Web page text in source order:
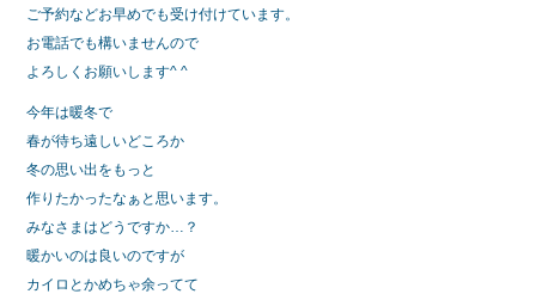
ご予約などお早めでも受け付けています。
お電話でも構いませんので
よろしくお願いします^ ^
今年は暖冬で
春が待ち遠しいどころか
冬の思い出をもっと
作りたかったなぁと思います。
みなさまはどうですか…？
暖かいのは良いのですが
カイロとかめちゃ余ってて